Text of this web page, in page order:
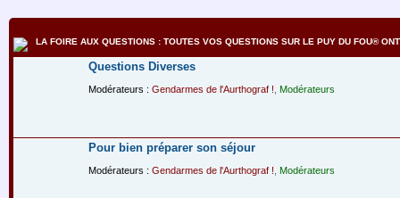
LA FOIRE AUX QUESTIONS : TOUTES VOS QUESTIONS SUR LE PUY DU FOU®
Questions Diverses
Modérateurs : Gendarmes de l'Aurthograf ! Modérateurs
Pour bien préparer son séjour
Modérateurs : Gendarmes de l'Aurthograf ! Modérateurs